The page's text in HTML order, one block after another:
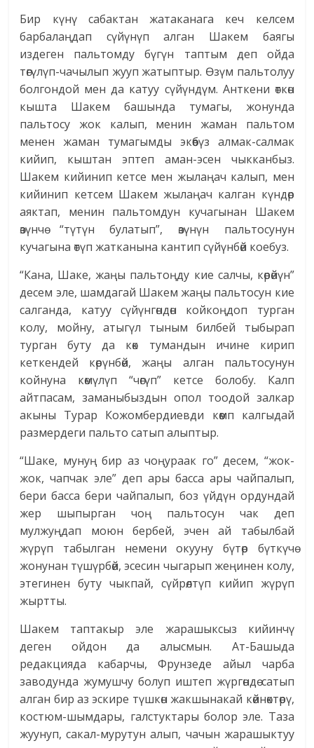
Бир күнү сабактан жатаканага кеч келсем
барбалаңдап сүйүнүп алган Шакем баягы
издеген пальтомду бүгүн таптым деп ойда
төгүлүп-чачылып жууп жатыптыр. Өзүм пальтолуу
болгондой мен да катуу сүйүндүм. Анткени өткөн
кышта Шакем башында тумагы, жонунда
пальтосу жок калып, менин жаман пальтом
менен жаман тумагымды экөөбүз алмак-салмак
кийип, кыштан эптеп аман-эсен чыкканбыз.
Шакем кийинип кетсе мен жылаңач калып, мен
кийинип кетсем Шакем жылаңач калган күндөр
аяктап, менин пальтомдун кучагынан Шакем
өзүнчө “түтүн булатып”, өзүнүн пальтосунун
кучагына өтүп жатканына кантип сүйүнбөй коебуз.
“Кана, Шаке, жаңы пальтоңду кие салчы, көрөйүн”
десем эле, шамдагай Шакем жаңы пальтосун кие
салганда, катуу сүйүнгөндөн койкоңдоп турган
колу, мойну, атыгүл тыным билбей тыбырап
турган буту да көк тумандын ичине кирип
кеткендей көрүнбөй, жаңы алган пальтосунун
койнуна көмүлүп “чөгүп” кетсе болобу. Калп
айтпасам, заманыбыздын опол тоодой залкар
акыны Турар Кожомбердиевди көөмп калгыдай
размердеги пальто сатып алыптыр.
“Шаке, мунуң бир аз чоңураак го” десем, “жок-
жок, чапчак эле” деп ары басса ары чайпалып,
бери басса бери чайпалып, боз үйдүн ордундай
жер шыпырган чоң пальтосун чак деп
мулжуңдап моюн бербей, эчен ай табылбай
жүрүп табылган немени окууну бүтөр бүткүчө
жонунан түшүрбөй, эсесин чыгарып жеңинен колу,
этегинен буту чыкпай, сүйрөлтүп кийип жүрүп
жыртты.
Шакем таптакыр эле жарашыксыз кийинчү
деген ойдон да алысмын. Ат-Башыда
редакцияда кабарчы, Фрунзеде айыл чарба
заводунда жумушчу болуп иштеп жүргөндө сатып
алган бир аз эскире түшкөн жакшынакай көйнөктөрү,
костюм-шымдары, галстуктары болор эле. Таза
жуунуп, сакал-мурутун алып, чачын жарашыктуу